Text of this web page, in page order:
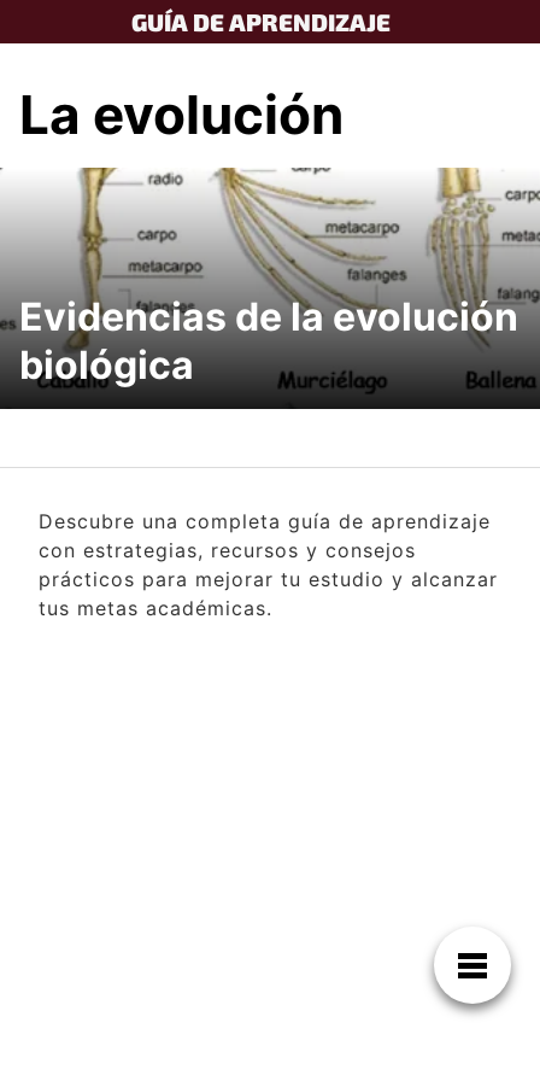
to
GUÍA DE APRENDIZAJE
La evolución
Evidencias de la evolución
biológica
Descubre una completa guía de aprendizaje
con estrategias, recursos y consejos
prácticos para mejorar tu estudio y alcanzar
tus metas académicas.